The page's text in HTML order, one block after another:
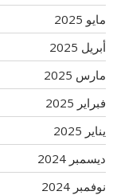
مايو 2025
أبريل 2025
مارس 2025
فبراير 2025
يناير 2025
ديسمبر 2024
نوفمبر 2024